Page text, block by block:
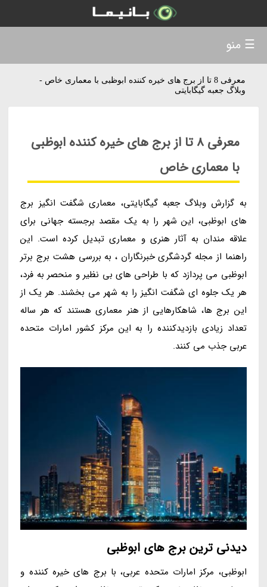
معرفی 8 تا از برج های خیره کننده ابوظبی با معماری خاص -
وبلاگ جعبه گیگابایتی
معرفی 8 تا از برج های خیره کننده ابوظبی
با معماری خاص
به گزارش وبلاگ جعبه گیگابایتی، معماری شگفت انگیز برج
های ابوظبی، این شهر را به یک مقصد برجسته جهانی برای
علاقه مندان به آثار هنری و معماری تبدیل کرده است. این
راهنما از مجله گردشگری خبرنگاران ، به بررسی هشت برج برتر
ابوظبی می پردازد که با طراحی های بی نظیر و منحصر به فرد،
هر یک جلوه ای شگفت انگیز را به شهر می بخشند. هر یک از
این برج ها، شاهکارهایی از هنر معماری هستند که هر ساله
تعداد زیادی بازدیدکننده را به این مرکز کشور امارات متحده
عربی جذب می کنند.
دیدنی ترین برج های ابوظبی
ابوظبی، مرکز امارات متحده عربی، با برج های خیره کننده و
☰ منو